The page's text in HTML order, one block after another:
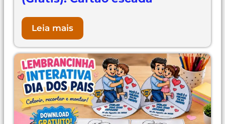
Leia mais